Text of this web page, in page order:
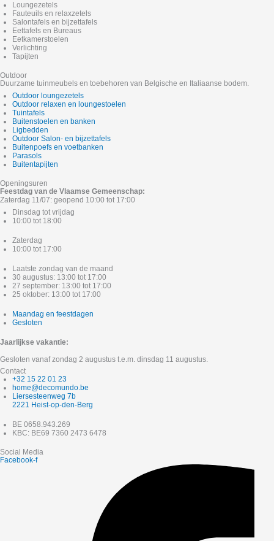
Loungezetels
Fauteuils en relaxzetels
Salontafels en bijzettafels
Eettafels en Bureaus
Eetkamerstoelen
Verlichting
Tapijten
Outdoor
Duurzame tuinmeubels en toebehoren van Belgische en Italiaanse bodem.
Outdoor loungezetels
Outdoor relaxen en loungestoelen
Tuintafels
Buitenstoelen en banken
Ligbedden
Outdoor Salon- en bijzettafels
Buitenpoefs en voetbanken
Parasols
Buitentapijten
Openingsuren
Feestdag van de Vlaamse Gemeenschap:
Zaterdag 11/07: geopend 10:00 tot 17:00
Dinsdag tot vrijdag
10:00 tot 18:00
Zaterdag
10:00 tot 17:00
Laatste zondag van de maand
30 augustus: 13:00 tot 17:00
27 september: 13:00 tot 17:00
25 oktober: 13:00 tot 17:00
Maandag en feestdagen
Gesloten
Jaarlijkse vakantie:
Gesloten vanaf zondag 2 augustus t.e.m. dinsdag 11 augustus.
Contact
+32 15 22 01 23
home@decomundo.be
Liersesteenweg 7b
2221 Heist-op-den-Berg
BE 0658.943.269
KBC: BE69 7360 2473 6478
Social Media
Facebook-f